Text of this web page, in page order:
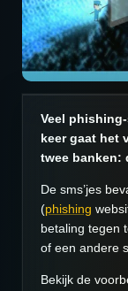
Veel phishing-
keer gaat het
twee banken:
De sms’jes
(phishing
betaling tegen
of een andere
Bekijk de